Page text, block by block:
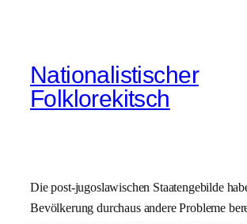
Nationalistischer
Folklorekitsch
Die post-jugoslawischen Staatengebilde
Bevölkerung durchaus andere Probleme